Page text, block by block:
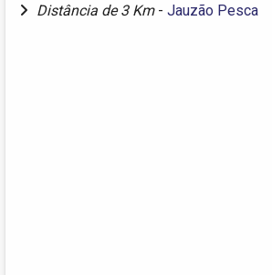
Distância de 3 Km - Jauzão Pesca